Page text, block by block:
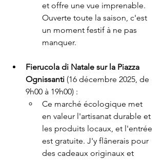
et offre une vue imprenable.
Ouverte toute la saison, c'est
un moment festif à ne pas
manquer.
Fierucola di Natale sur la Piazza
Ognissanti (16 décembre 2025, de
9h00 à 19h00) :
Ce marché écologique met
en valeur l'artisanat durable et
les produits locaux, et l'entrée
est gratuite. J'y flânerais pour
des cadeaux originaux et